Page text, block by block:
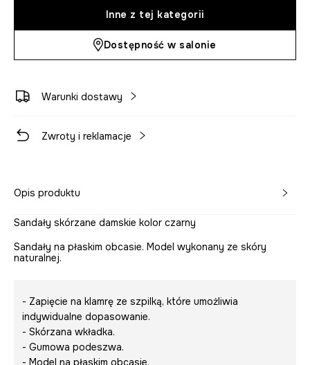
Inne z tej kategorii
Dostępność w salonie
Warunki dostawy
Zwroty i reklamacje
Opis produktu
Sandały skórzane damskie kolor czarny
Sandały na płaskim obcasie. Model wykonany ze skóry
naturalnej.
- Zapięcie na klamrę ze szpilką, które umożliwia
indywidualne dopasowanie.
- Skórzana wkładka.
- Gumowa podeszwa.
- Model na płaskim obcasie.